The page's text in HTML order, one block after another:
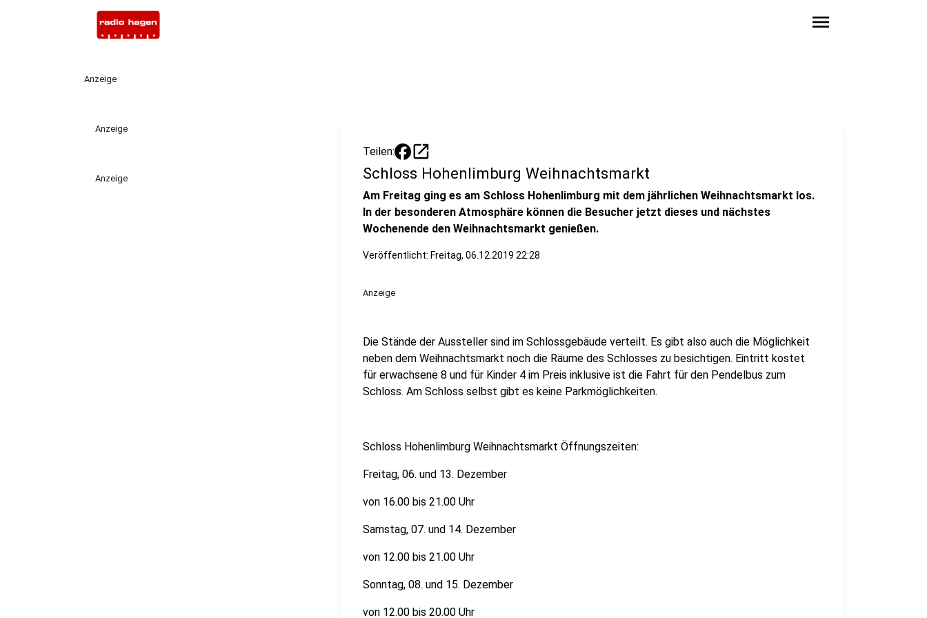
menu
Anzeige
Anzeige
Anzeige
Teilen: open_in_new
Schloss Hohenlimburg Weihnachtsmarkt
Am Freitag ging es am Schloss Hohenlimburg mit dem jährlichen Weihnachtsmarkt los.
In der besonderen Atmosphäre können die Besucher jetzt dieses und nächstes
Wochenende den Weihnachtsmarkt genießen.
Veröffentlicht: Freitag, 06.12.2019 22:28
Anzeige
Die Stände der Aussteller sind im Schlossgebäude verteilt. Es gibt also auch die Möglichkeit
neben dem Weihnachtsmarkt noch die Räume des Schlosses zu besichtigen. Eintritt kostet
für erwachsene 8 und für Kinder 4 im Preis inklusive ist die Fahrt für den Pendelbus zum
Schloss. Am Schloss selbst gibt es keine Parkmöglichkeiten.
Schloss Hohenlimburg Weihnachtsmarkt Öffnungszeiten:
Freitag, 06. und 13. Dezember
von 16.00 bis 21.00 Uhr
Samstag, 07. und 14. Dezember
von 12.00 bis 21.00 Uhr
Sonntag, 08. und 15. Dezember
von 12.00 bis 20.00 Uhr